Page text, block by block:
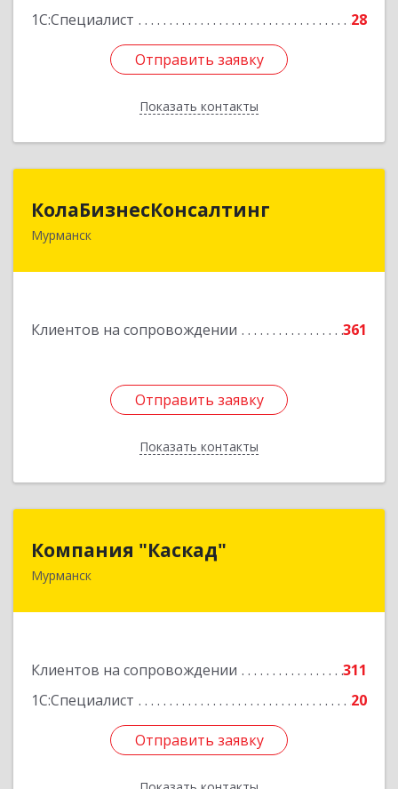
1С:Специалист
28
Отправить заявку
Показать контакты
Отправить заявку
Назад
КолаБизнесКонсалтинг
Мурманск
Клиентов на сопровождении 361
Отправить заявку
Показать контакты
Отправить заявку
Назад
Компания "Каскад"
Мурманск
Клиентов на сопровождении
311
1С:Специалист
20
Отправить заявку
183038, Мурманская обл, Мурманск г, Бабикова
Отправить заявку